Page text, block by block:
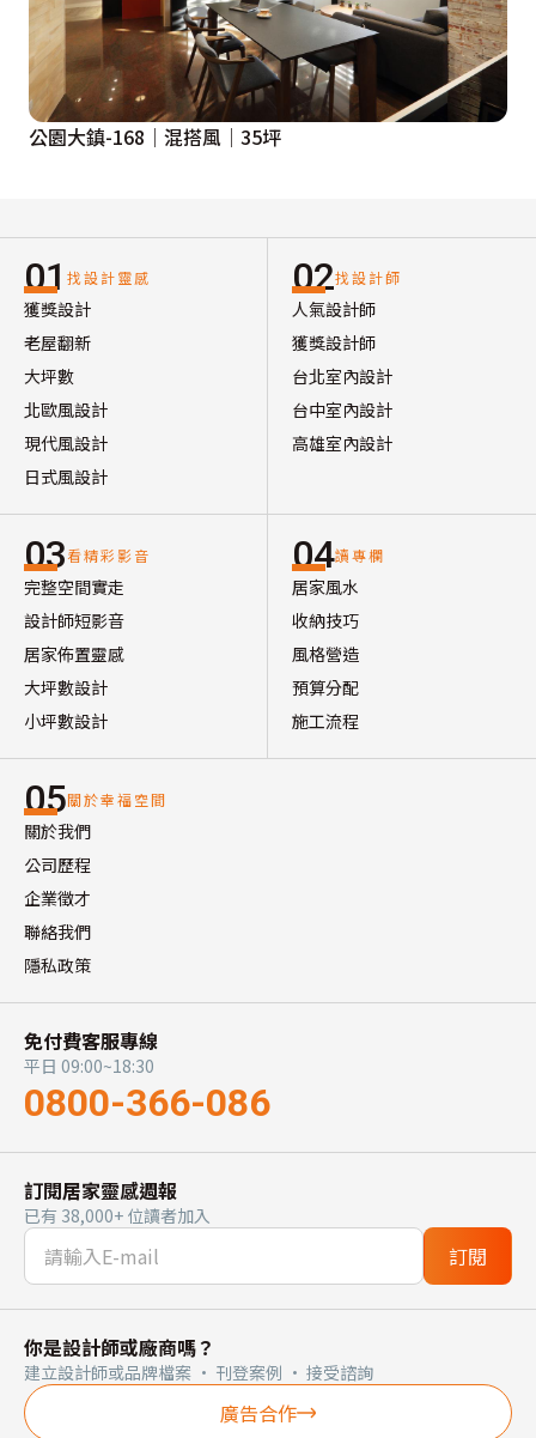
公園大鎮-168│混搭風│35坪
01 找設計靈感
獲獎設計
老屋翻新
大坪數
北歐風設計
現代風設計
日式風設計
02找設計師
人氣設計師
獲獎設計師
台北室內設計
台中室內設計
高雄室內設計
03看精彩影音
完整空間實走
設計師短影音
居家佈置靈感
大坪數設計
小坪數設計
04讀專欄
居家風水
收納技巧
風格營造
預算分配
施工流程
05關於幸福空間
關於我們
公司歷程
企業徵才
聯絡我們
隱私政策
免付費客服專線
平日 09:00~18:30
0800-366-086
訂閱居家靈感週報
已有 38,000+ 位讀者加入
訂閱
你是設計師或廠商嗎？
建立設計師或品牌檔案 · 刊登案例 · 接受諮詢
廣告合作